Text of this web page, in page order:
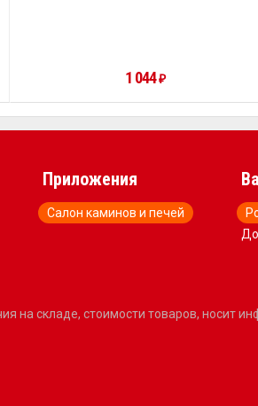
1 044₽
Приложения
Салон каминов и печей
на складе, стоимости товаров, носит